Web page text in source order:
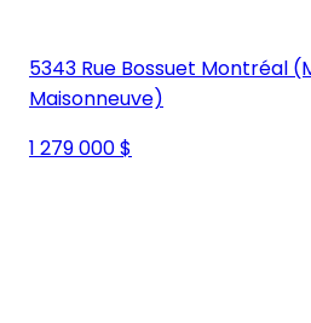
5343 Rue Bossuet Montréal
Maisonneuve)
1 279 000 $